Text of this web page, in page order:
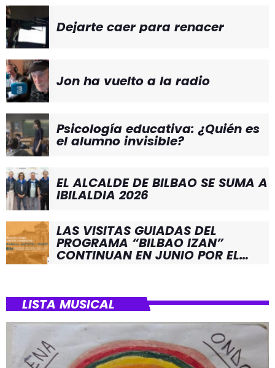
Dejarte caer para renacer
Jon ha vuelto a la radio
Psicología educativa: ¿Quién es
el alumno invisible?
EL ALCALDE DE BILBAO SE SUMA A
IBILALDIA 2026
LAS VISITAS GUIADAS DEL
PROGRAMA “BILBAO IZAN”
CONTINUAN EN JUNIO POR EL
LISTA MUSICAL